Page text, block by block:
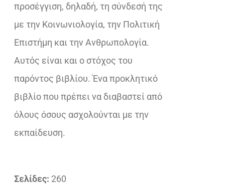
προσέγγιση, δηλαδή, τη σύνδεσή της
με την Κοινωνιολογία, την Πολιτική
Επιστήμη και την Ανθρωπολογία.
Αυτός είναι και ο στόχος του
παρόντος βιβλίου. Ένα προκλητικό
βιβλίο που πρέπει να διαβαστεί από
όλους όσους ασχολούνται με την
εκπαίδευση.
Σελίδες: 260